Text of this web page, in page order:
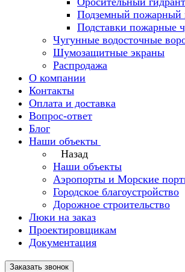
Подземный пожарный
Подставки пожарные
Чугунные водосточные
Шумозащитные экраны
Распродажа
О компании
Контакты
Оплата и доставка
Вопрос-ответ
Блог
Наши объекты
Назад
Наши объекты
Аэропорты и Морские
Городское благоустройство
Дорожное строительство
Люки на заказ
Проектировщикам
Документация
Заказать звонок